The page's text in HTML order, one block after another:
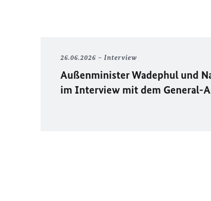
26.06.2026 Interview
Außenminister Wadephul und
im Interview mit dem General-